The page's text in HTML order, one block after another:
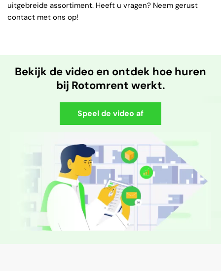
uitgebreide assortiment. Heeft u vragen? Neem gerust
contact met ons op!
Bekijk de video en ontdek hoe huren
bij Rotomrent werkt.
Speel de video af